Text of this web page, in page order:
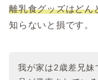
離乳食グッズはどん
知らないと損です。
我が家は2歳差兄妹